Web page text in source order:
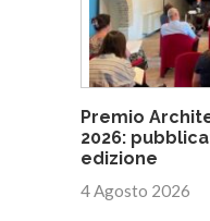
Premio
2026:
edizione
4 Agosto 2026